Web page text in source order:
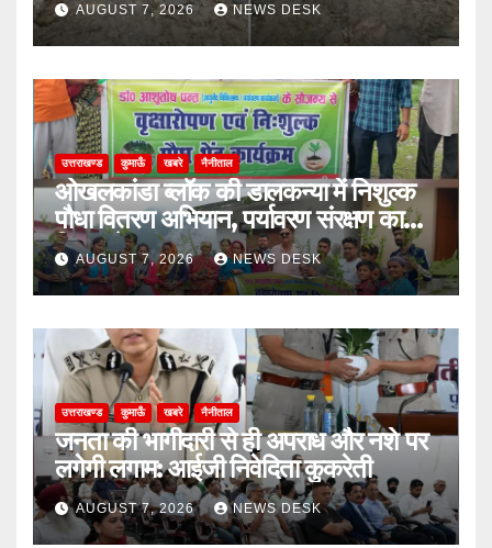
AUGUST 7, 2026 NEWS DESK
उत्तराखण्ड कुमाऊँ खबरे नैनीताल
ओखलकांडा ब्लॉक की डालकन्या में निशुल्क
पौधा वितरण अभियान, पर्यावरण संरक्षण का
दिया संदेश
AUGUST 7, 2026 NEWS DESK
उत्तराखण्ड कुमाऊँ खबरे नैनीताल
जनता की भागीदारी से ही अपराध और नशे पर
लगेगी लगाम: आईजी निवेदिता कुकरेती
AUGUST 7, 2026 NEWS DESK